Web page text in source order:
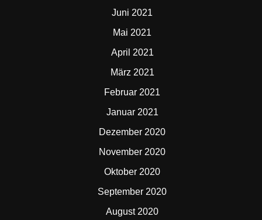
Juni 2021
Mai 2021
April 2021
März 2021
Februar 2021
Januar 2021
Dezember 2020
November 2020
Oktober 2020
September 2020
August 2020